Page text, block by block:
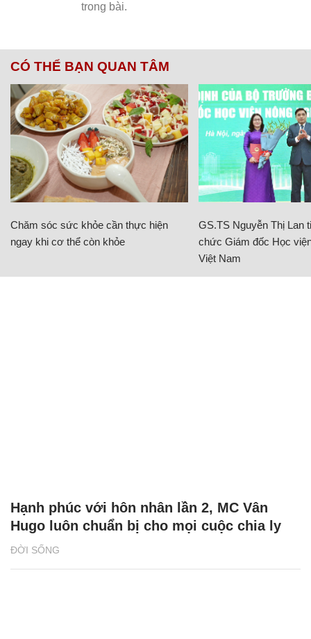
CÓ THỂ BẠN QUAN TÂM
Chăm sóc sức khỏe cần thực hiện
ngay khi cơ thể còn khỏe
GS.TS Nguyễn Thị Lan
chức Giám đốc Học
Việt Nam
ĐỜI SỐNG
Hạnh phúc với hôn nhân lần 2, MC Vân
Hugo luôn chuẩn bị cho mọi cuộc chia ly